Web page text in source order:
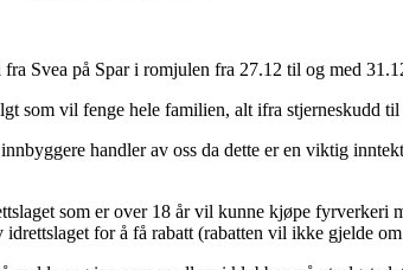
Svea på Spar i romjulen fra 27.12 til og med
som vil fenge hele familien, alt ifra stjerneskudd til
handler av oss da dette er en viktig
som er over 18 år vil kunne kjøpe fyrverkeri
for å få rabatt (rabatten vil ikke gjelde